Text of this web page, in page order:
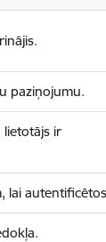
paziņojumu.
ir
lai